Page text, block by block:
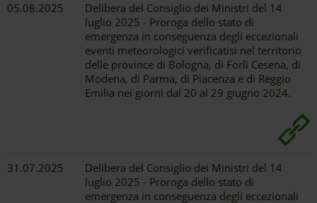
05.08.2025
Delibera del Consiglio dei Ministri del 14
luglio 2025 - Proroga dello stato di
emergenza in conseguenza degli eccezionali
eventi meteorologici verificatisi nel territorio
delle province di Bologna, di Forlì Cesena, di
Modena, di Parma, di Piacenza e di Reggio
Emilia nei giorni dal 20 al 29 giugno 2024.
31.07.2025
Delibera del Consiglio dei Ministri del 14
luglio 2025 - Proroga dello stato di
emergenza in conseguenza degli eccezionali